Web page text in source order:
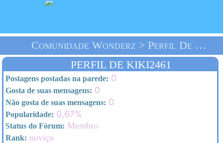
Comunidade Wonderz > Perfil De Kiki2461 > Homepage
PERFIL DE KIKI2461
Postagens postadas na parede: 0
Gosta de suas mensagens: 0
Não gosta de suas mensagens: 0
Popularidade: 0,67%
Status do Fórum: Membro
Rank: noviço